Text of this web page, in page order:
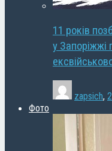
11 років
у Запоріжжі
zapsich,
Фото